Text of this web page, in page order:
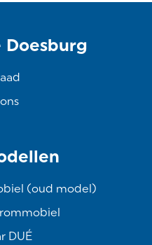
(oud model)
DUÉ